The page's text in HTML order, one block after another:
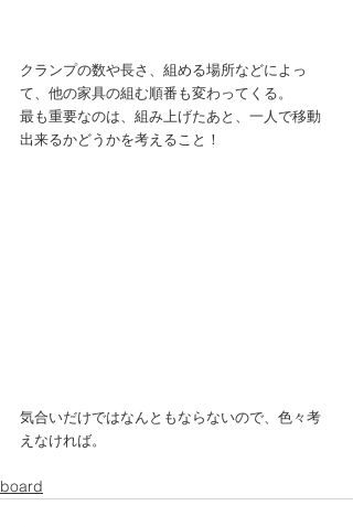
クランプの数や長さ、組める場所などによっ
て、他の家具の組む順番も変わってくる。
最も重要なのは、組み上げたあと、一人で移動
出来るかどうかを考えること！
気合いだけではなんともならないので、色々考
えなければ。
board